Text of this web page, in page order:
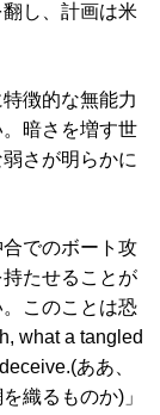
し、計画は米
徴的な無能力
暗さを増す世
さが明らかに
でのボート攻
たせることが
このことは恐
what a tangled
ああ、
織るものか)」